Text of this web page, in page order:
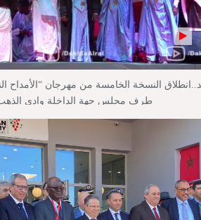
النسخة الخامسة من مهرجان “الأمداح
طرف مجلس جهة الداخلة وادي